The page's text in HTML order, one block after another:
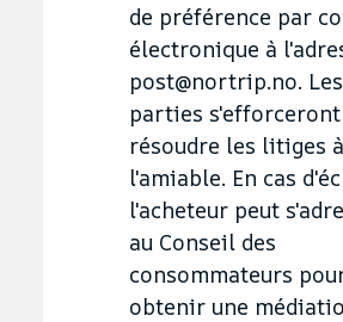
de préférence par
électronique à
post@nortrip.no. Les
parties s'efforceront
résoudre les litiges à
l'amiable. En cas
l'acheteur peut
au Conseil des
consommateurs
obtenir une